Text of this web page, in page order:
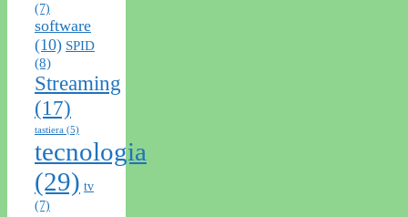
(7)
software
(10) SPID
(8)
Streaming
(17)
tastiera (5)
tecnologia
(29) tv
(7)